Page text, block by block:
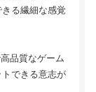
る繊細な感覚
品質なゲーム
できる意志が